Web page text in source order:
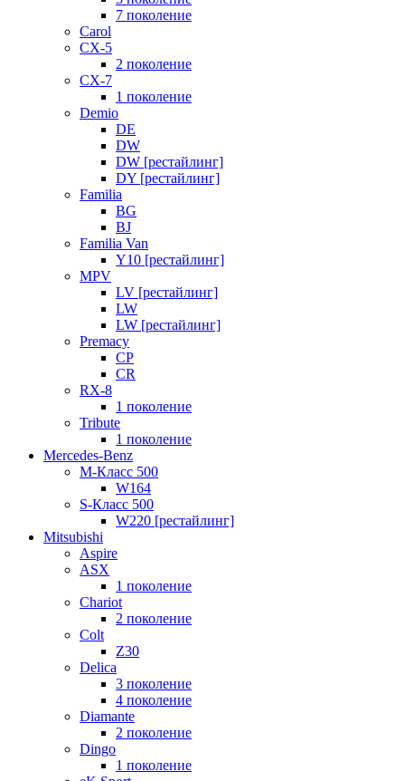
7 поколение
Carol
CX-5
2 поколение
CX-7
1 поколение
Demio
DE
DW
DW [рестайлинг]
DY [рестайлинг]
Familia
BG
BJ
Familia Van
Y10 [рестайлинг]
MPV
LV [рестайлинг]
LW
LW [рестайлинг]
Premacy
CP
CR
RX-8
1 поколение
Tribute
1 поколение
Mercedes-Benz
M-Класс 500
W164
S-Класс 500
W220 [рестайлинг]
Mitsubishi
Aspire
ASX
1 поколение
Chariot
2 поколение
Colt
Z30
Delica
3 поколение
4 поколение
Diamante
2 поколение
Dingo
1 поколение